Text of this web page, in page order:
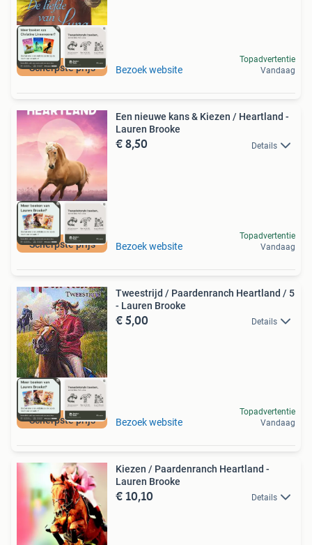
Scherpste prijs Bezoek website
Topadvertentie
Vandaag
Scherpste prijs
Een nieuwe kans & Kiezen / Heartland -
Lauren Brooke
€ 8,50 Details
Bezoek website
Topadvertentie
Vandaag
Scherpste prijs
Tweestrijd / Paardenranch Heartland / 5
- Lauren Brooke
€ 5,00 Details
Bezoek website
Topadvertentie
Vandaag
Kiezen / Paardenranch Heartland -
Lauren Brooke
€ 10,10 Details